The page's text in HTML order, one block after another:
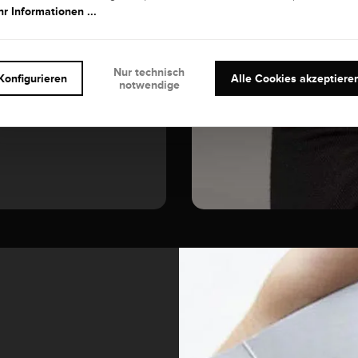
Diamant
Informationen ...
Alle Cookies
Nur technisch
notwendige